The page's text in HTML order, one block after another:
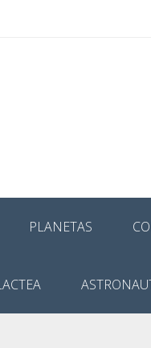
PLANETAS